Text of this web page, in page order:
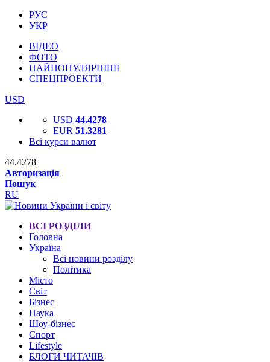
РУС
УКР
ВІДЕО
ФОТО
НАЙПОПУЛЯРНІШІ
СПЕЦПРОЕКТИ
USD
USD 44.4278
EUR 51.3281
Всі курси валют
44.4278
Авторизація
Пошук
RU
ВСІ РОЗДІЛИ
Головна
Україна
Всі новини розділу
Політика
Місто
Світ
Бізнес
Наука
Шоу-бізнес
Спорт
Lifestyle
БЛОГИ ЧИТАЧІВ